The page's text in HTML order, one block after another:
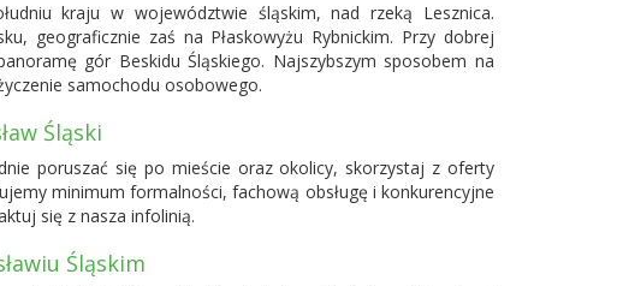
kraju w województwie śląskim, nad rzeką Lesznica.
geograficznie zaś na Płaskowyżu Rybnickim. Przy dobrej
gór Beskidu Śląskiego. Najszybszym sposobem na
samochodu osobowego.
Śląski
poruszać się po mieście oraz okolicy, skorzystaj z oferty
minimum formalności, fachową obsługę i konkurencyjne
się z nasza infolinią.
Śląskim